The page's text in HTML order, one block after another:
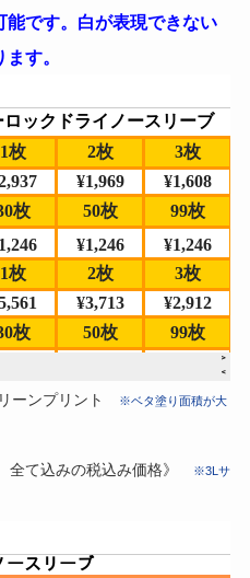
です。白が表現できない
す。
ーンプリント ※ベタ塗り面積が大
全て込みの税込み価格》 ※3Lサ